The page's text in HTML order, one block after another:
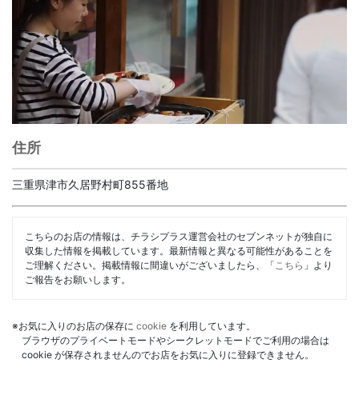
住所
三重県津市久居野村町855番地
こちらのお店の情報は、チラシプラス運営会社のセブンネットが独自に
収集した情報を掲載しています。最新情報と異なる可能性があることを
ご理解ください。掲載情報に間違いがございましたら、「 こちら 」より
ご報告をお願いします。
※お気に入りのお店の保存に cookie を利用しています。
ブラウザのプライベートモードやシークレットモードでご利用の場合は
cookie が保存されませんのでお店をお気に入りに登録できません。